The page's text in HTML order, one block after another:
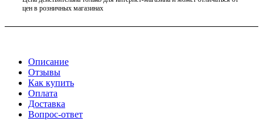
цен в розничных магазинах
Описание
Отзывы
Как купить
Оплата
Доставка
Вопрос-ответ